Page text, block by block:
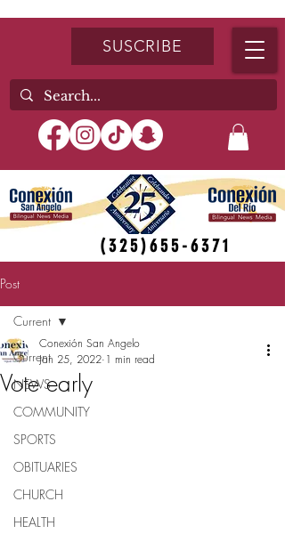
SUSCRIBE
(325)655-6371
Post
Current
NEWS
COMMUNITY
SPORTS
OBITUARIES
CHURCH
HEALTH
Current
Vote early
Conexión San Angelo
Jan 25, 2022 1 min read